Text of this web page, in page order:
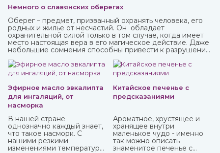
Немного о славянских оберегах
Оберег – предмет, призванный охранять человека, его
родных и жилье от несчастий. Он обладает
охранительной силой только в том случае, когда имеет
место настоящая вера в его магическое действие. Даже
небольшие сомнения способны привести к разрушению
изготавливался.
Эфирное масло эвкалипта
для ингаляций, от
насморка
В нашей стране
однозначно каждый знает,
что такое насморк. С
нашими резкими
изменениями температуры,
Китайское печенье с
предсказаниями
Ароматное, хрустящее и
хранящее внутри
маленькое чудо - именно
так можно описать
знаменитое печенье с